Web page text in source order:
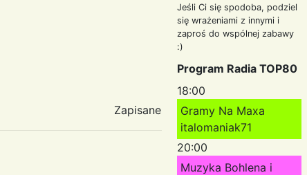
Zapisane
Jeśli Ci się spodoba, podziel
się wrażeniami z innymi i
zaproś do wspólnej zabawy
:)
Program Radia TOP80
18:00
Gramy Na Maxa
italomaniak71
20:00
Muzyka Bohlena i